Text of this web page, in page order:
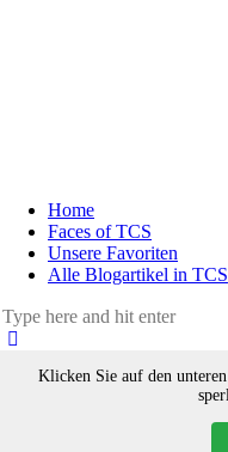
Home
Faces of TCS
Unsere Favoriten
Alle Blogartikel in TCS
Klicken Sie auf den